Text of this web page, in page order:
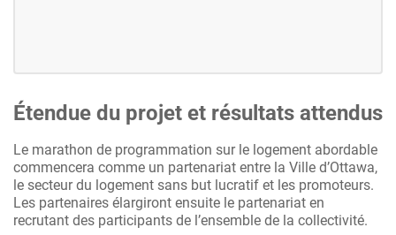
Étendue du projet et résultats attendus
Le marathon de programmation sur le logement abordable
commencera comme un partenariat entre la Ville d’Ottawa,
le secteur du logement sans but lucratif et les promoteurs.
Les partenaires élargiront ensuite le partenariat en
recrutant des participants de l’ensemble de la collectivité.